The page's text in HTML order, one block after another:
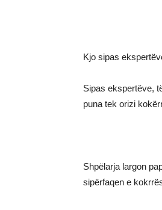
Kjo sipas
Sipas ekspertëve,
puna tek orizi
Shpëlarja largon
sipërfaqen e